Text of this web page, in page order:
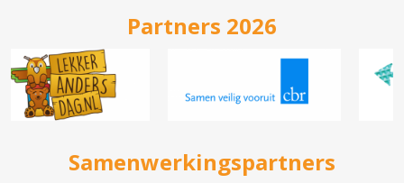
Partners 2026
Samenwerkingspartners